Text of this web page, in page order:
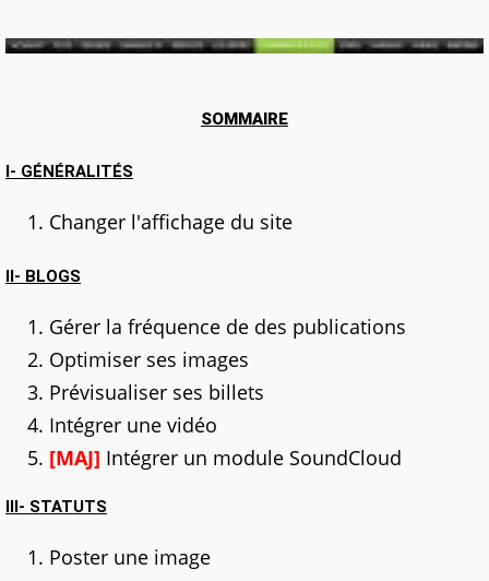
SOMMAIRE
I- GÉNÉRALITÉS
Changer l'affichage du site
II- BLOGS
Gérer la fréquence de des publications
Optimiser ses images
Prévisualiser ses billets
Intégrer une vidéo
[MAJ] Intégrer un module SoundCloud
III- STATUTS
Poster une image